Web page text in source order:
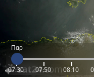
Παρ
07:30 07:50 08:10